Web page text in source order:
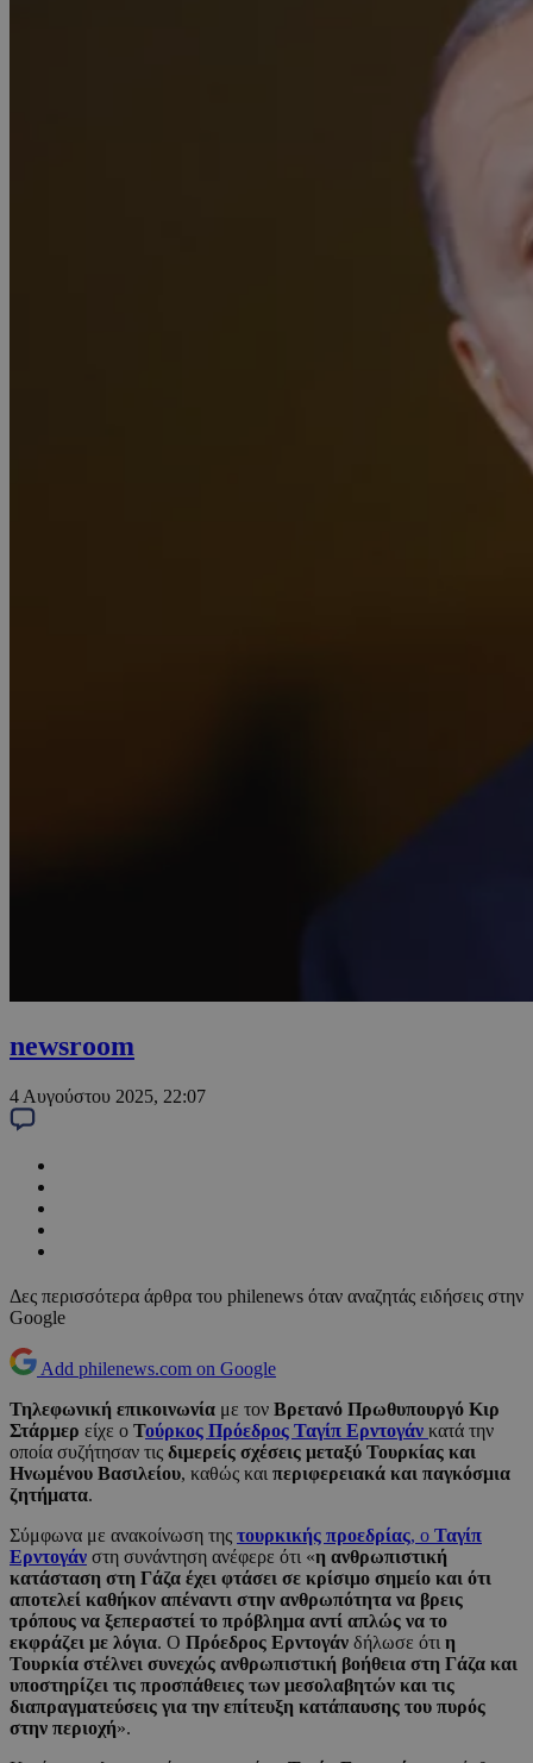
newsroom
4 Αυγούστου 2025, 22:07
Δες περισσότερα άρθρα του philenews όταν αναζητάς ειδήσεις στην
Google
Add philenews.com on Google
Τηλεφωνική επικοινωνία με τον Βρετανό Πρωθυπουργό Κιρ
Στάρμερ είχε ο Τούρκος Πρόεδρος Ταγίπ Ερντογάν κατά την
οποία συζήτησαν τις διμερείς σχέσεις μεταξύ Τουρκίας και
Ηνωμένου Βασιλείου, καθώς και περιφερειακά και παγκόσμια
ζητήματα.
Σύμφωνα με ανακοίνωση της τουρκικής προεδρίας, ο Ταγίπ
Ερντογάν στη συνάντηση ανέφερε ότι «η ανθρωπιστική
κατάσταση στη Γάζα έχει φτάσει σε κρίσιμο σημείο και ότι
αποτελεί καθήκον απέναντι στην ανθρωπότητα να βρεις
τρόπους να ξεπεραστεί το πρόβλημα αντί απλώς να το
εκφράζει με λόγια. Ο Πρόεδρος Ερντογάν δήλωσε ότι η
Τουρκία στέλνει συνεχώς ανθρωπιστική βοήθεια στη Γάζα και
υποστηρίζει τις προσπάθειες των μεσολαβητών και τις
διαπραγματεύσεις για την επίτευξη κατάπαυσης του πυρός
στην περιοχή».